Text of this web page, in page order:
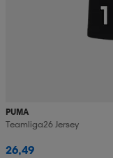
PUMA
Teamliga26 Jersey
26,49